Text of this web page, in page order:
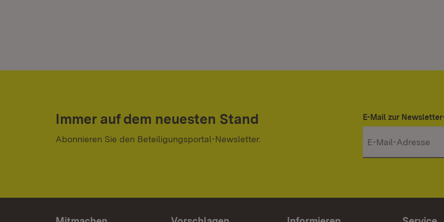
Immer auf dem neuesten Stand
Abonnieren Sie den Beteiligungsportal-Newsletter.
E-Mail zur